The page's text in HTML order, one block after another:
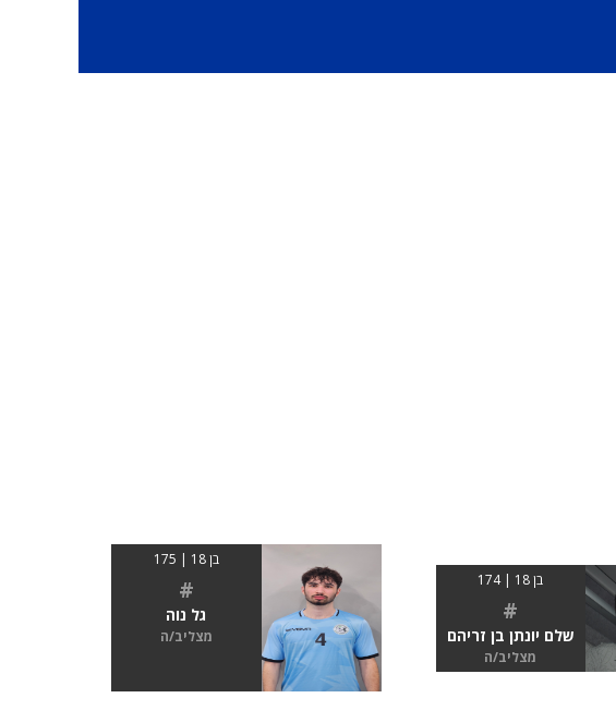
בן 18 | 174
#
שלם יונתן בן זריהם
מצליב/ה
בן 18 | 175
#
גל נוה
מצליב/ה